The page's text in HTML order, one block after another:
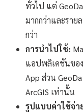
ทั่วไป แต่
มากกว่าและราย
กว่า
การนำไปใช้:
แอปพลิเคชันขอ
App ส่วน
ArcGIS เท่านั้น
รูปแบบค่าใช้จ่า